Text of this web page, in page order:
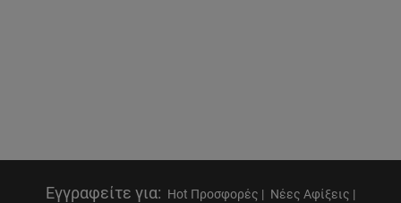
Εγγραφείτε για: Hot Προσφορές | Νέες Αφίξεις |